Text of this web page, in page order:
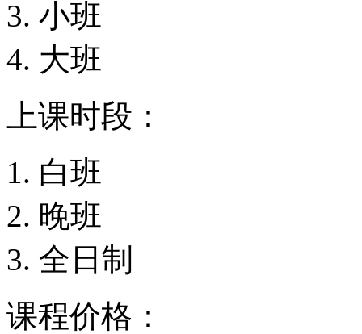
小班
大班
上课时段：
白班
晚班
全日制
课程价格：